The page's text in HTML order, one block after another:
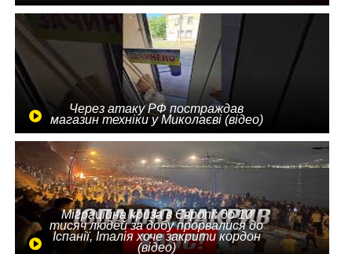
Через атаку РФ постраждав
магазин техніки у Миколаєві (відео)
Міграційна криза в Європі: до 10
тисяч людей за добу прорвалися до
Іспанії, Італія хоче закрити кордон
(відео)